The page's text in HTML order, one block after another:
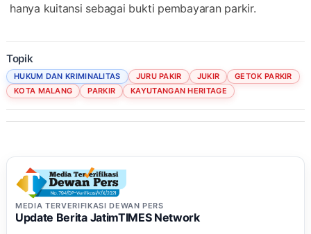
hanya kuitansi sebagai bukti pembayaran parkir.
Topik
HUKUM DAN KRIMINALITAS JURU PAKIR JUKIR
GETOK PARKIR
KOTA MALANG
PARKIR KAYUTANGAN HERITAGE
MEDIA TERVERIFIKASI DEWAN PERS
Update Berita JatimTIMES Network